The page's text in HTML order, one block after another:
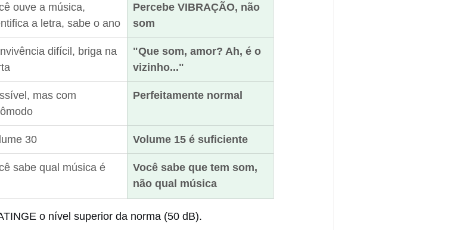
ouve a música,
a letra, sabe o ano
Percebe VIBRAÇÃO, não
som
difícil, briga na
"Que som, amor? Ah, é o
vizinho..."
mas com
Perfeitamente normal
30 Volume 15 é suficiente
sabe qual música é
Você sabe que tem som,
não qual música
o nível superior da norma (50 dB).